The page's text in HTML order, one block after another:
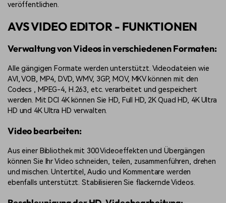
veröffentlichen.
AVS VIDEO EDITOR - FUNKTIONEN
Verwaltung von Videos in verschiedenen Formaten:
Alle gängigen Formate werden unterstützt. Videodateien wie
AVI, VOB, MP4, DVD, WMV, 3GP, MOV, MKV können mit den
Codecs , MPEG-4, H.263, etc. verarbeitet und gespeichert
werden. Mit DCI 4K können Sie HD, Full HD, 2K Quad HD, 4K Ultra
HD und 4K Ultra HD verwalten.
Video bearbeiten:
Aus einer Bibliothek mit 300 Videoeffekten und Übergängen
können Sie Ihr Video schneiden, teilen, zusammenführen, drehen
und mischen. Untertitel, Audio und Kommentare werden
ebenfalls unterstützt. Stabilisieren Sie flackernde Videos.